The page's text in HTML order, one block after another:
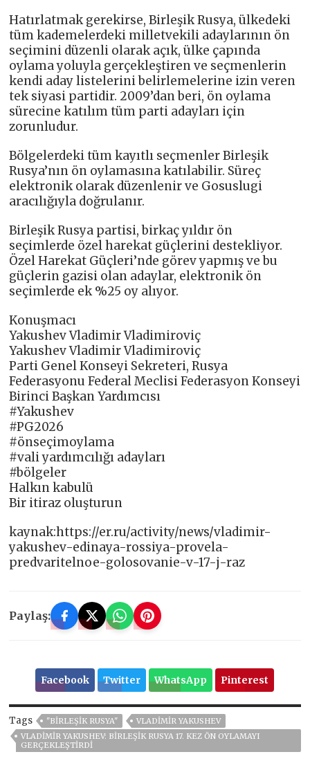
Hatırlatmak gerekirse, Birleşik Rusya, ülkedeki
tüm kademelerdeki milletvekili adaylarının ön
seçimini düzenli olarak açık, ülke çapında
oylama yoluyla gerçekleştiren ve seçmenlerin
kendi aday listelerini belirlemelerine izin veren
tek siyasi partidir. 2009’dan beri, ön oylama
sürecine katılım tüm parti adayları için
zorunludur.
Bölgelerdeki tüm kayıtlı seçmenler Birleşik
Rusya’nın ön oylamasına katılabilir. Süreç
elektronik olarak düzenlenir ve Gosuslugi
aracılığıyla doğrulanır.
Birleşik Rusya partisi, birkaç yıldır ön
seçimlerde özel harekat güçlerini destekliyor.
Özel Harekat Güçleri’nde görev yapmış ve bu
güçlerin gazisi olan adaylar, elektronik ön
seçimlerde ek %25 oy alıyor.
Konuşmacı
Yakushev Vladimir Vladimiroviç
Yakushev Vladimir Vladimiroviç
Parti Genel Konseyi Sekreteri, Rusya
Federasyonu Federal Meclisi Federasyon Konseyi
Birinci Başkan Yardımcısı
#Yakushev
#PG2026
#önseçimoylama
#vali yardımcılığı adayları
#bölgeler
Halkın kabulü
Bir itiraz oluşturun
kaynak:https://er.ru/activity/news/vladimir-
yakushev-edinaya-rossiya-provela-
predvaritelnoe-golosovanie-v-17-j-raz
Paylaş:
Facebook Twitter WhatsApp Pinterest
Tags "BIRLEŞIK RUSYA"
VLADIMIR YAKUSHEV
VLADIMIR YAKUSHEV: BIRLEŞIK RUSYA 17. KEZ ÖN OYLAMAYI
GERÇEKLEŞTIRDI